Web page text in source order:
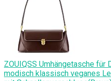
ZOUIQSS Umhängetasche für
modisch klassisch veganes